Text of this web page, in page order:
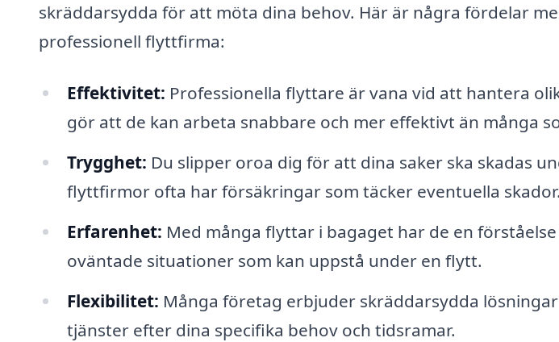
skräddarsydda för att möta dina behov. Här är några fördelar
professionell flyttfirma:
Effektivitet: Professionella flyttare är vana vid att hantera
gör att de kan arbeta snabbare och mer effektivt än många
Trygghet: Du slipper oroa dig för att dina saker ska skadas
flyttfirmor ofta har försäkringar som täcker eventuella skador.
Erfarenhet: Med många flyttar i bagaget har de en
oväntade situationer som kan uppstå under en flytt.
Flexibilitet: Många företag erbjuder skräddarsydda
tjänster efter dina specifika behov och tidsramar.